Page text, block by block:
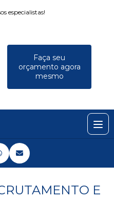
especialistas!
Faça seu
orçamento agora
mesmo
E SELEÇÃO
E